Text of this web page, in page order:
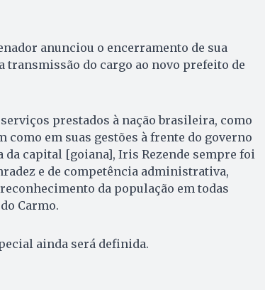
anunciou o encerramento de sua
transmissão do cargo ao novo prefeito de
prestados à nação brasileira, como
como em suas gestões à frente do governo
da capital [goiana], Iris Rezende sempre foi
e de competência administrativa,
da população em todas
Carmo.
ainda será definida.